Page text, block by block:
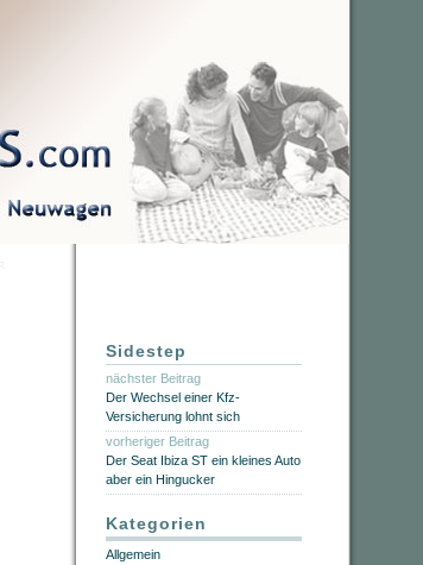
Sidestep
nächster Beitrag
Der Wechsel einer Kfz-
Versicherung lohnt sich
vorheriger Beitrag
Der Seat Ibiza ST ein kleines Auto
aber ein Hingucker
Kategorien
Allgemein